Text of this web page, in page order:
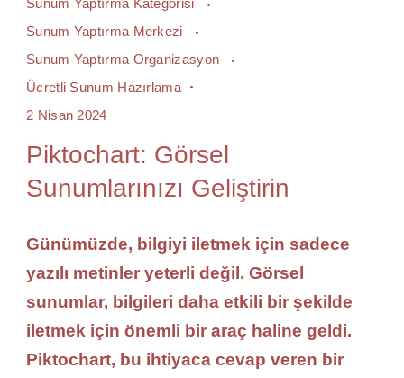
Sunum Yaptırma Kategorisi
Sunum Yaptırma Merkezi
Sunum Yaptırma Organizasyon
Ücretli Sunum Hazırlama
2 Nisan 2024
Piktochart: Görsel
Sunumlarınızı Geliştirin
Günümüzde, bilgiyi iletmek için sadece
yazılı metinler yeterli değil. Görsel
sunumlar, bilgileri daha etkili bir şekilde
iletmek için önemli bir araç haline geldi.
Piktochart, bu ihtiyaca cevap veren bir